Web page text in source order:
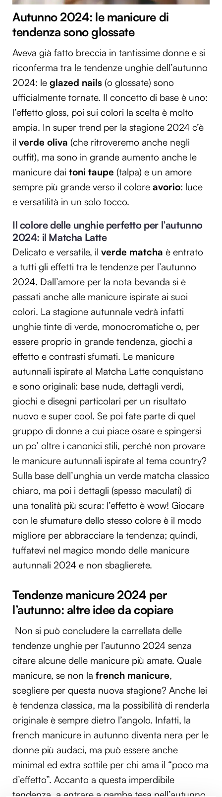
Autunno 2024: le manicure di
tendenza sono glossate
Aveva già fatto breccia in tantissime donne e si
riconferma tra le tendenze unghie dell’autunno
2024: le glazed nails (o glossate) sono
ufficialmente tornate. Il concetto di base è uno:
l’effetto gloss, poi sui colori la scelta è molto
ampia. In super trend per la stagione 2024 c’è
il verde oliva (che ritroveremo anche negli
outfit), ma sono in grande aumento anche le
manicure dai toni taupe (talpa) e un amore
sempre più grande verso il colore avorio: luce
e versatilità in un solo tocco.
Il colore delle unghie perfetto per l’autunno
2024: il Matcha Latte
Delicato e versatile, il verde matcha è entrato
a tutti gli effetti tra le tendenze per l’autunno
2024. Dall’amore per la nota bevanda si è
passati anche alle manicure ispirate ai suoi
colori. La stagione autunnale vedrà infatti
unghie tinte di verde, monocromatiche o, per
essere proprio in grande tendenza, giochi a
effetto e contrasti sfumati. Le manicure
autunnali ispirate al Matcha Latte conquistano
e sono originali: base nude, dettagli verdi,
giochi e disegni particolari per un risultato
nuovo e super cool. Se poi fate parte di quel
gruppo di donne a cui piace osare e spingersi
un po’ oltre i canonici stili, perché non provare
le manicure autunnali ispirate al tema country?
Sulla base dell’unghia un verde matcha classico
chiaro, ma poi i dettagli (spesso maculati) di
una tonalità più scura: l’effetto è wow! Giocare
con le sfumature dello stesso colore è il modo
migliore per abbracciare la tendenza; quindi,
tuffatevi nel magico mondo delle manicure
autunnali 2024 e non sbaglierete.
Tendenze manicure 2024 per
l’autunno: altre idee da copiare
Non si può concludere la carrellata delle
tendenze unghie per l’autunno 2024 senza
citare alcune delle manicure più amate. Quale
manicure, se non la french manicure,
scegliere per questa nuova stagione? Anche lei
è tendenza classica, ma la possibilità di renderla
originale è sempre dietro l’angolo. Infatti, la
french manicure in autunno diventa nera per le
donne più audaci, ma può essere anche
minimal ed extra sottile per chi ama il “poco ma
d’effetto”. Accanto a questa imperdibile
tendenza, a entrare a gamba tesa nell’autunno